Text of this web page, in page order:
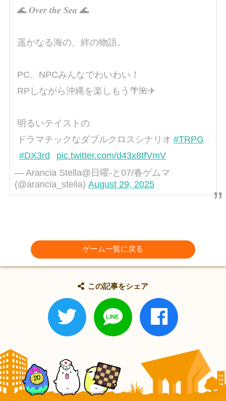
🌊 𝑶𝒗𝒆𝒓 𝒕𝒉𝒆 𝑺𝒆𝒂 🌊
遥かなる海の、絆の物語。
PC、NPCみんなでわいわい！
RPしながら沖縄を楽しもう🌴🌺✈
明るいテイストの
ドラマチックなダブルクロスシナリオ #TRPG
#DX3rd
pic.twitter.com/d43x8tfVmV
— Arancia Stella@日曜-と07/春ゲムマ
(@arancia_stella)August 29, 2025
ゲーム一覧に戻る
この記事をシェア